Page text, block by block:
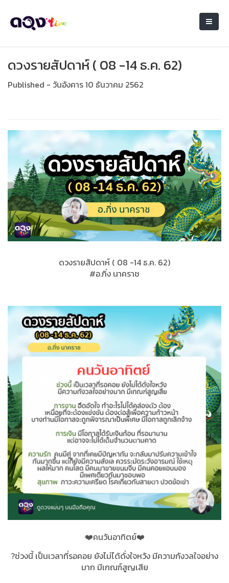
ดวงรายสัปดาห์ ( 08 -14 ธ.ค. 62)
Published - วันอังคาร 10 ธันวาคม 2562
ดวงรายสัปดาห์ ( 08 -14 ธ.ค. 62)
#อ.กิ่ง นาคราช
❤️คนวันอาทิตย์❤️
?ช่วงนี้ เป็นเวลาที่รอคอย ยังไม่ได้ดั่งใจหวัง มีความกังวลใจอย่าง
มาก มีเกณฑ์สูญเสีย